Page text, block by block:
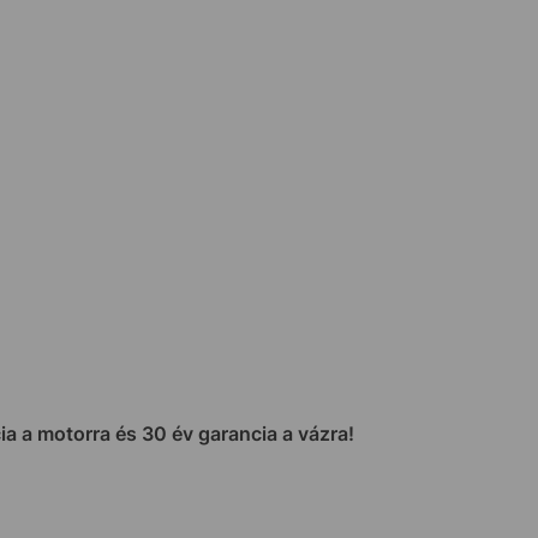
a motorra és 30 év garancia a vázra!